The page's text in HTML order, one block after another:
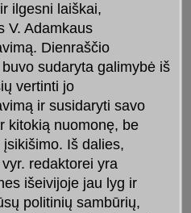
ilgesni laiškai,
V. Adamkaus
Dienraščio
sudaryta galimybė iš
vertinti jo
ir susidaryti savo
kitokią nuomonę, be
įsikišimo. Iš dalies,
redaktorei yra
išeivijoje jau lyg ir
politinių sambūrių,